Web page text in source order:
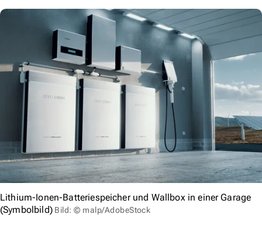
Lithium-Ionen-Batteriespeicher und Wallbox in einer Garage
(Symbolbild) Bild: © malp/AdobeStock